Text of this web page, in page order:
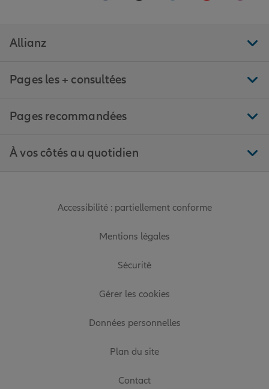
Allianz
Pages les + consultées
Pages recommandées
À vos côtés au quotidien
Accessibilité : partiellement conforme
Mentions légales
Sécurité
Gérer les cookies
Données personnelles
Plan du site
Contact